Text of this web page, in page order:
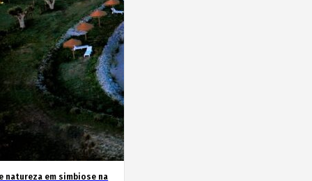
natureza em simbiose na